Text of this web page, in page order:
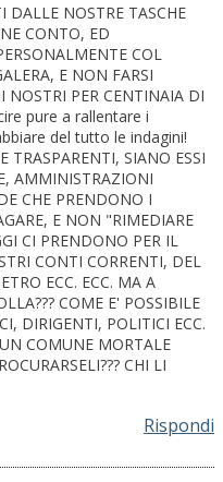
DALLE NOSTRE TASCHE
CONTO, ED
COL
E NON FARSI
NOSTRI PER CENTINAIA DI
pure a rallentare i
del tutto le indagini!
TRASPARENTI, SIANO ESSI
AMMINISTRAZIONI
CHE PRENDONO I
E NON "RIMEDIARE
CI PRENDONO PER IL
CONTI CORRENTI, DEL
ECC. ECC. MA A
COME E' POSSIBILE
DIRIGENTI, POLITICI ECC.
COMUNE MORTALE
CHI LI
Rispondi